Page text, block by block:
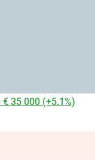
€ 35 000 (+5.1%)